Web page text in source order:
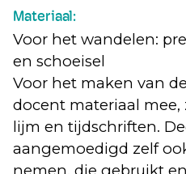
Materiaal:
Voor het wandelen:
en schoeisel
Voor het maken van
docent materiaal mee,
lijm en tijdschriften.
aangemoedigd zelf